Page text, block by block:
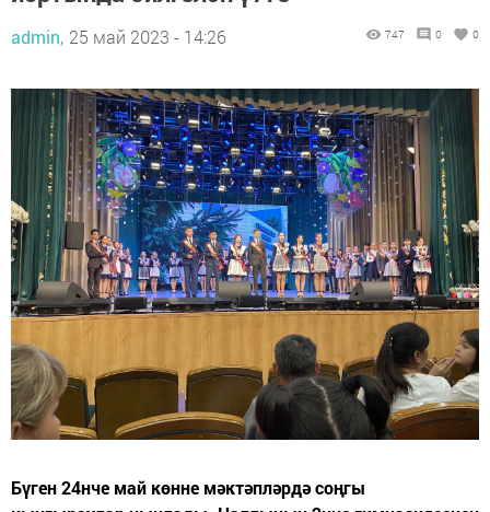
admin, 25 май 2023 - 14:26 747 0 0
Бүген 24нче май көнне мәктәпләрдә соңгы